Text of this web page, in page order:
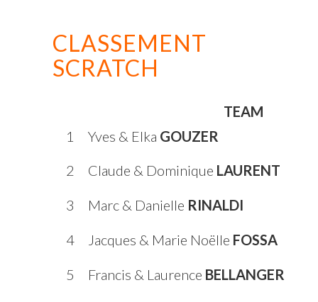
CLASSEMENT
SCRATCH
TEAM
1
Yves & Elka GOUZER
2
Claude & Dominique LAURENT
3 Marc & Danielle RINALDI
4 Jacques & Marie Noëlle FOSSA
5 Francis & Laurence BELLANGER